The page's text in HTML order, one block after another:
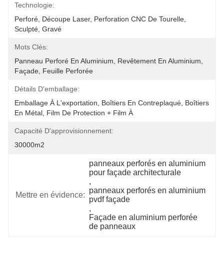
Technologie:
Perforé, Découpe Laser, Perforation CNC De Tourelle,
Sculpté, Gravé
Mots Clés:
Panneau Perforé En Aluminium, Revêtement En Aluminium,
Façade, Feuille Perforée
Détails D'emballage:
Emballage À L'exportation, Boîtiers En Contreplaqué, Boîtiers
En Métal, Film De Protection + Film À
Capacité D'approvisionnement:
30000m2
Mettre en évidence:
panneaux perforés en aluminium
pour façade architecturale
,
panneaux perforés en aluminium
pvdf façade
,
Façade en aluminium perforée
de panneaux